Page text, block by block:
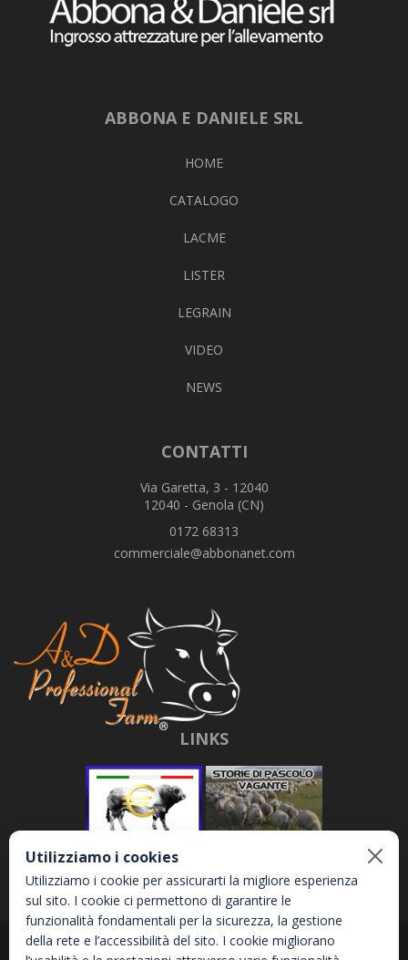
ABBONA E DANIELE SRL
HOME
CATALOGO
LACME
LISTER
LEGRAIN
VIDEO
NEWS
CONTATTI
Via Garetta, 3 - 12040
12040 - Genola (CN)
0172 68313
commerciale@abbonanet.com
LINKS
Abbona e Daniele S.r.l. - Via Garetta, 3 - 12040 - Genola (CN) - P.IVA
Utilizziamo i cookies
Utilizziamo i cookie per assicurarti la migliore esperienza
sul sito. I cookie ci permettono di garantire le
funzionalità fondamentali per la sicurezza, la gestione
della rete e l’accessibilità del sito. I cookie migliorano